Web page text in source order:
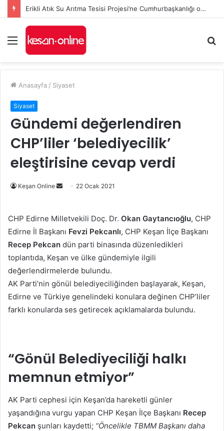
Erikli Atık Su Arıtma Tesisi Projesi’ne Cumhurbaşkanlığı onayı
Menü
...
Anasayfa / Siyaset
Siyaset
Gündemi değerlendiren
CHP’liler ‘belediyecilik’
eleştirisine cevap verdi
Keşan Online
Bir
göndermek
22 Ocak 2021
CHP Edirne Milletvekili Doç. Dr. Okan Gaytancıoğlu, CHP
Edirne İl Başkanı Fevzi Pekcanlı, CHP Keşan İlçe Başkanı
Recep Pekcan dün parti binasında düzenledikleri
toplantıda, Keşan ve ülke gündemiyle ilgili
değerlendirmelerde bulundu.
AK Parti’nin gönül belediyeciliğinden başlayarak, Keşan,
Edirne ve Türkiye genelindeki konulara değinen CHP’liler
farklı konularda ses getirecek açıklamalarda bulundu.
“Gönül Belediyeciliği halkı
memnun etmiyor”
AK Parti cephesi için Keşan’da hareketli günler
yaşandığına vurgu yapan CHP Keşan İlçe Başkanı Recep
Pekcan şunları kaydetti; “Öncelikle TBMM Başkanı daha